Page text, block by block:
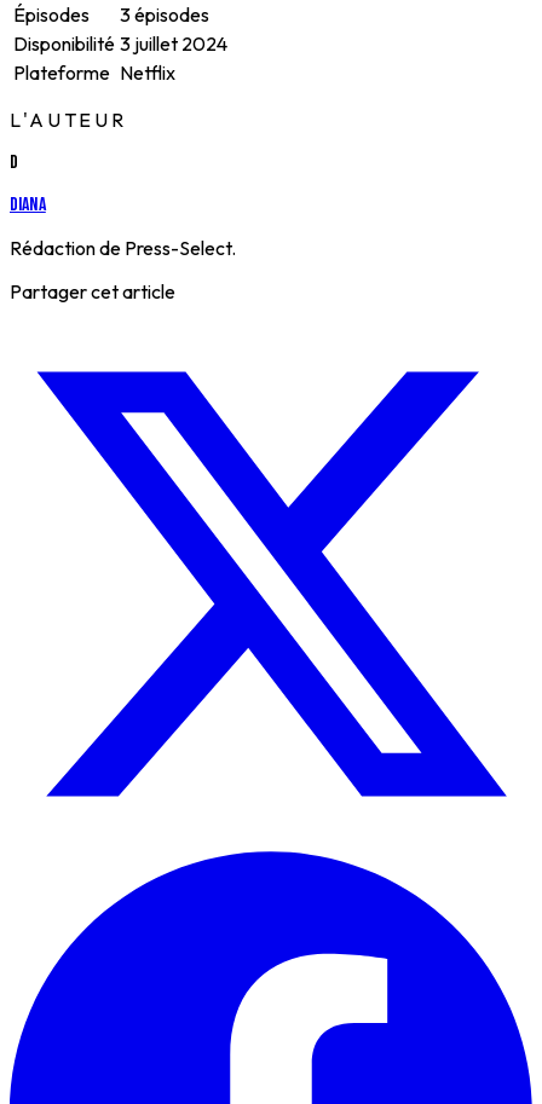
Épisodes
3 épisodes
Disponibilité 3 juillet 2024
Plateforme Netflix
L'AUTEUR
D
Diana
Rédaction de Press-Select.
Partager cet article